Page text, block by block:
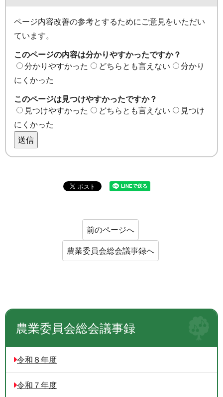
ページ内容改善の参考とするためにご意見をいただい
ています。
このページの内容は分かりやすかったですか？
分かりやすかった
どちらとも言えない
分かり
にくかった
このページは見つけやすかったですか？
見つけやすかった
どちらとも言えない
見つけ
にくかった
送信
前のページへ
農業委員会総会議事録へ
農業委員会総会議事録
令和８年度
令和７年度